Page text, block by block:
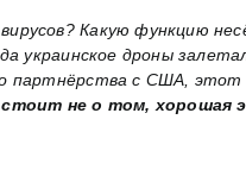
Какую функцию
украинское дроны
партнёрства с США,
не о том, хорошая